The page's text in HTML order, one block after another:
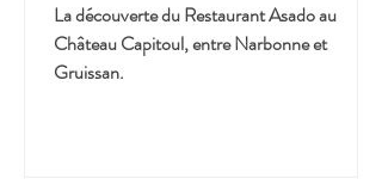
La découverte du Restaurant Asado au
Château Capitoul, entre Narbonne et
Gruissan.